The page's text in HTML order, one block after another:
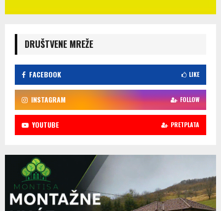
DRUŠTVENE MREŽE
FACEBOOK LIKE
INSTAGRAM FOLLOW
YOUTUBE PRETPLATA